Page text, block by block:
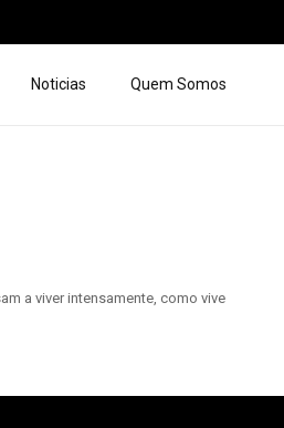
Noticias Quem Somos
a viver intensamente, como vive